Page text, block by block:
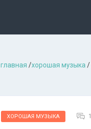
главная /хорошая музыкa /
ХОРОШАЯ МУЗЫКА 1